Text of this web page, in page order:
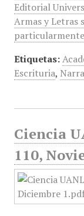
Editorial
Armas y Letras
Etiquetas:
Escrituria,
Ciencia
110,